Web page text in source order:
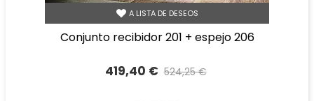
A LISTA DE DESEOS
conjunto recibidor 201 + espejo 206
419,40 € 524,25 €